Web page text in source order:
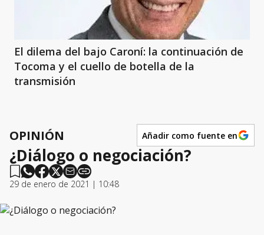
El dilema del bajo Caroní: la continuación de
Tocoma y el cuello de botella de la
transmisión
OPINIÓN Añadir como fuente en
¿Diálogo o negociación?
29 de enero de 2021 | 10:48